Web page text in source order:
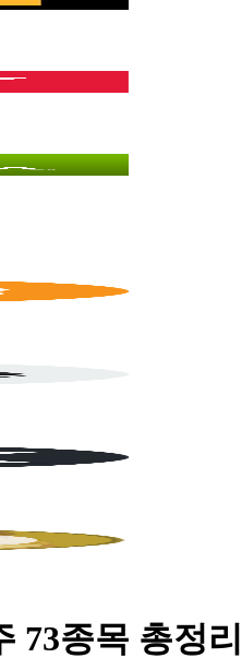
73종목 총정